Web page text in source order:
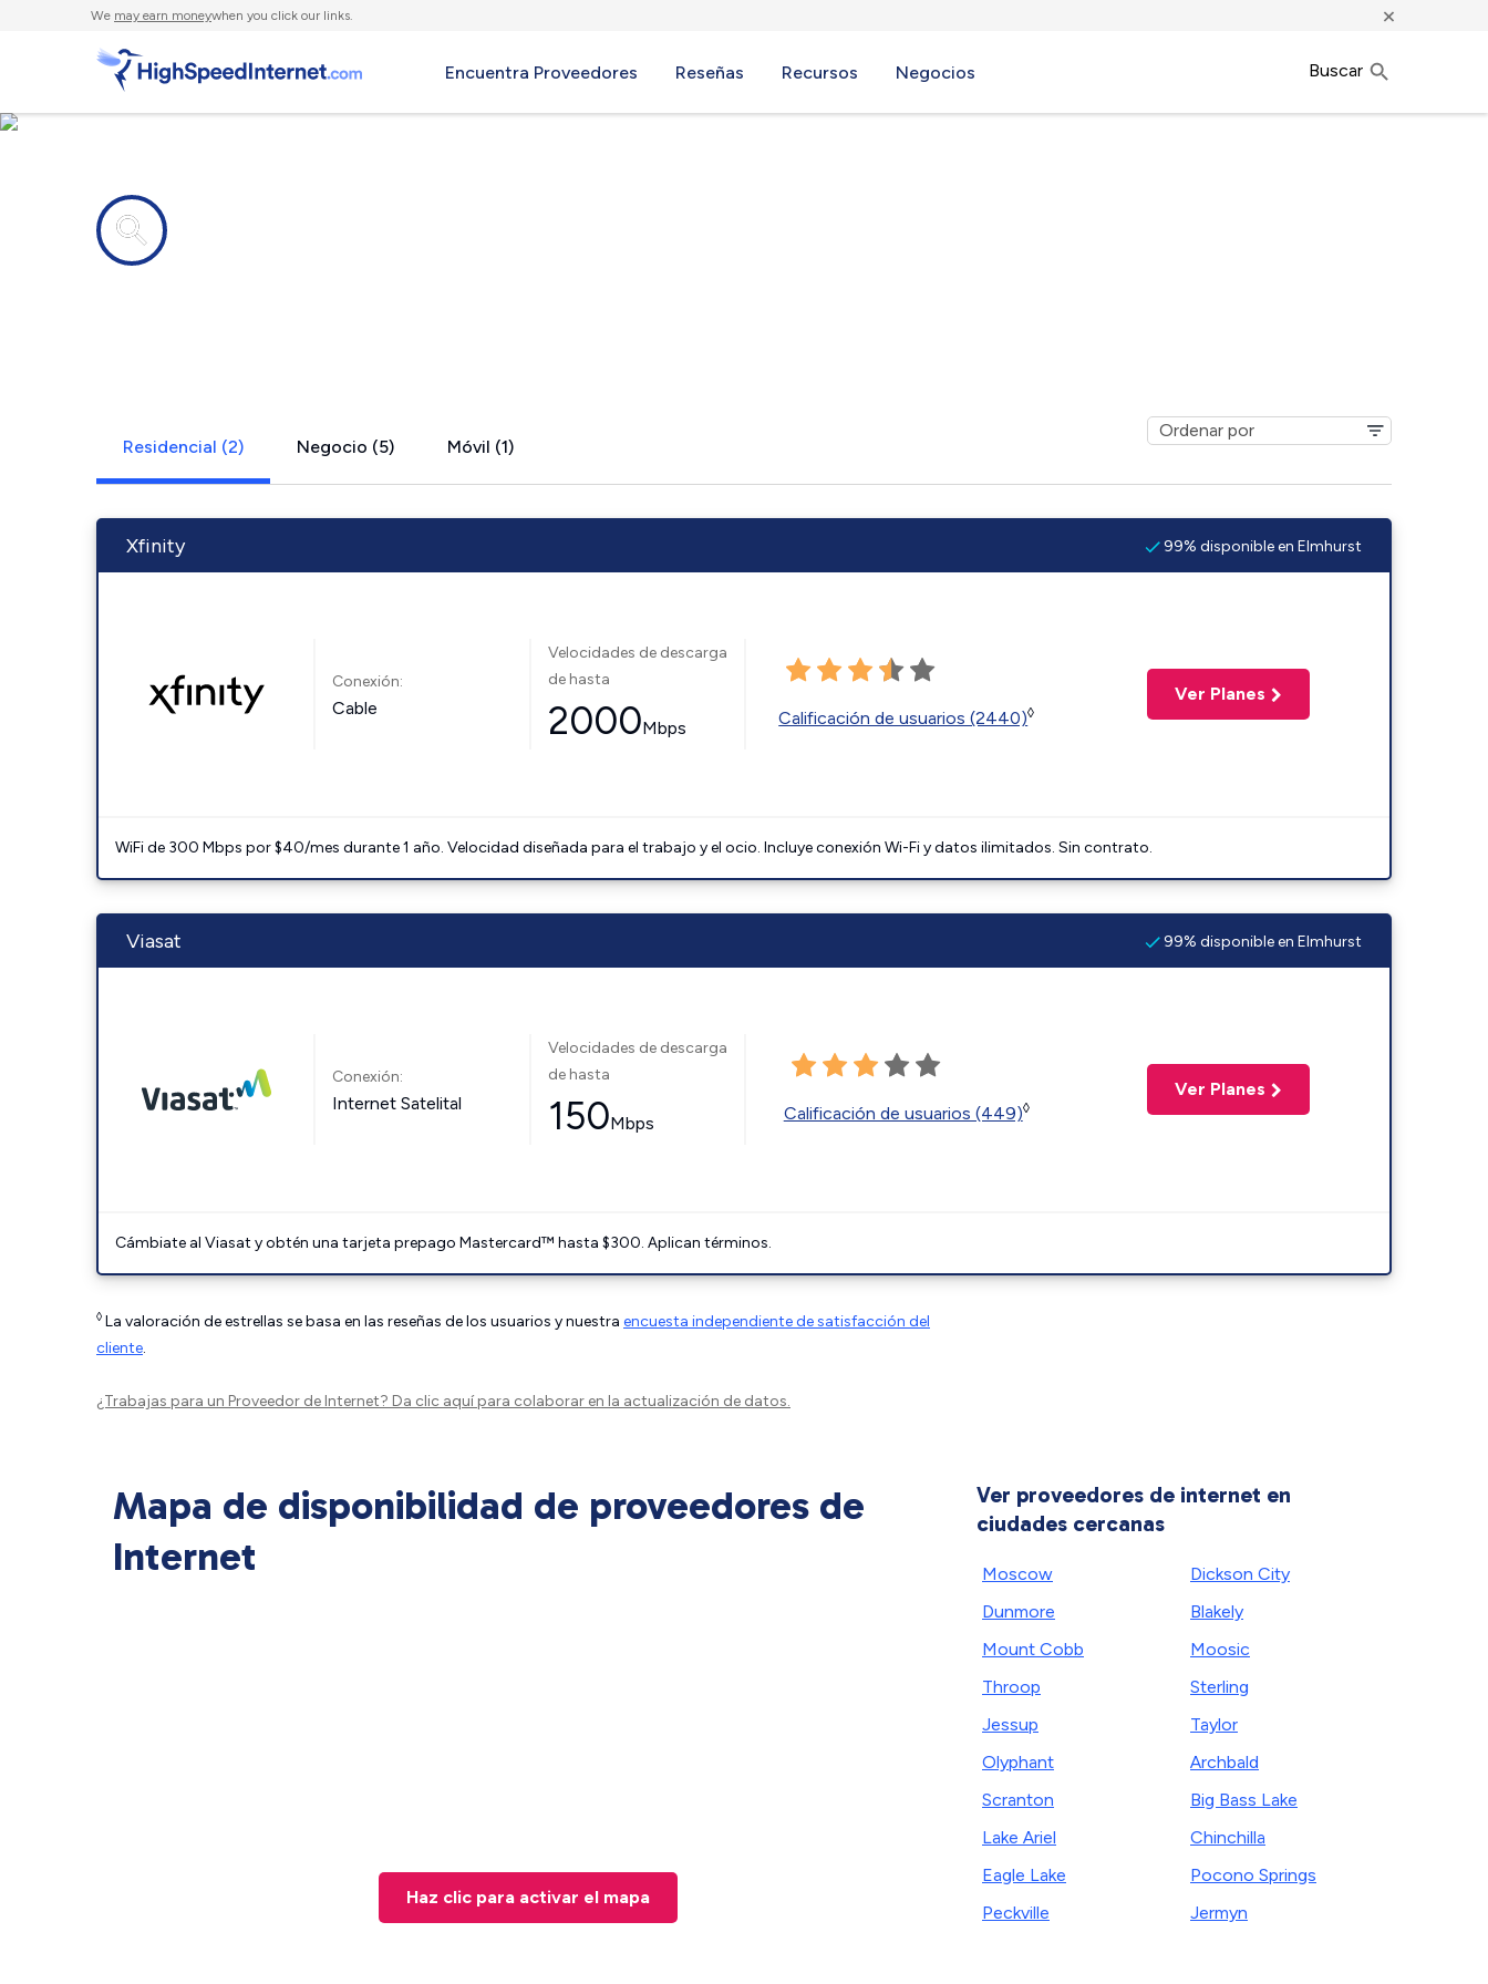
We may earn moneywhen you click our links. ×
Encuentra Proveedores Reseñas Recursos Negocios Buscar
Residencial (2) Negocio (5) Móvil (1)
Xfinity 99% disponible en Elmhurst
Conexión:
Cable
Velocidades de descarga
de hasta
2000Mbps Calificación de usuarios (2440)◊
Ver Planes
WiFi de 300 Mbps por $40/mes durante 1 año. Velocidad diseñada para el trabajo y el ocio. Incluye conexión Wi-Fi y datos ilimitados. Sin contrato.
Viasat 99% disponible en Elmhurst
Conexión:
Internet Satelital
Velocidades de descarga
de hasta
150Mbps Calificación de usuarios (449)◊
Ver Planes
Cámbiate al Viasat y obtén una tarjeta prepago Mastercard™ hasta $300. Aplican términos.
◊ La valoración de estrellas se basa en las reseñas de los usuarios y nuestra encuesta independiente de satisfacción del
cliente.
¿Trabajas para un Proveedor de Internet? Da clic aquípara colaborar en la actualización de datos.
Mapa de disponibilidad de proveedores de
Internet
Haz clic para activar el mapa
Ver proveedores de internet en
ciudades cercanas
Moscow
Dunmore
Mount Cobb
Throop
Jessup
Olyphant
Scranton
Lake Ariel
Eagle Lake
Peckville
Dickson City
Blakely
Moosic
Sterling
Taylor
Archbald
Big Bass Lake
Chinchilla
Pocono Springs
Jermyn